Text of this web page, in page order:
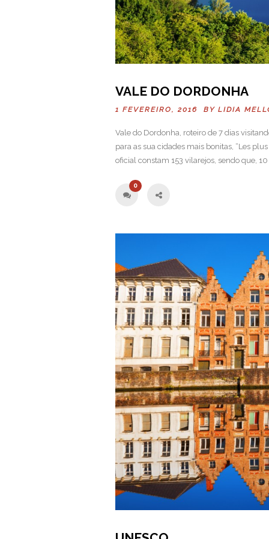
VALE DO DORDONHA
1 FEVEREIRO, 2016 BY LIDIA
Vale do Dordonha, roteiro de 7 dias
para as sua cidades mais bonitas, “Les
oficial constam 153 vilarejos, sendo que, 10
0